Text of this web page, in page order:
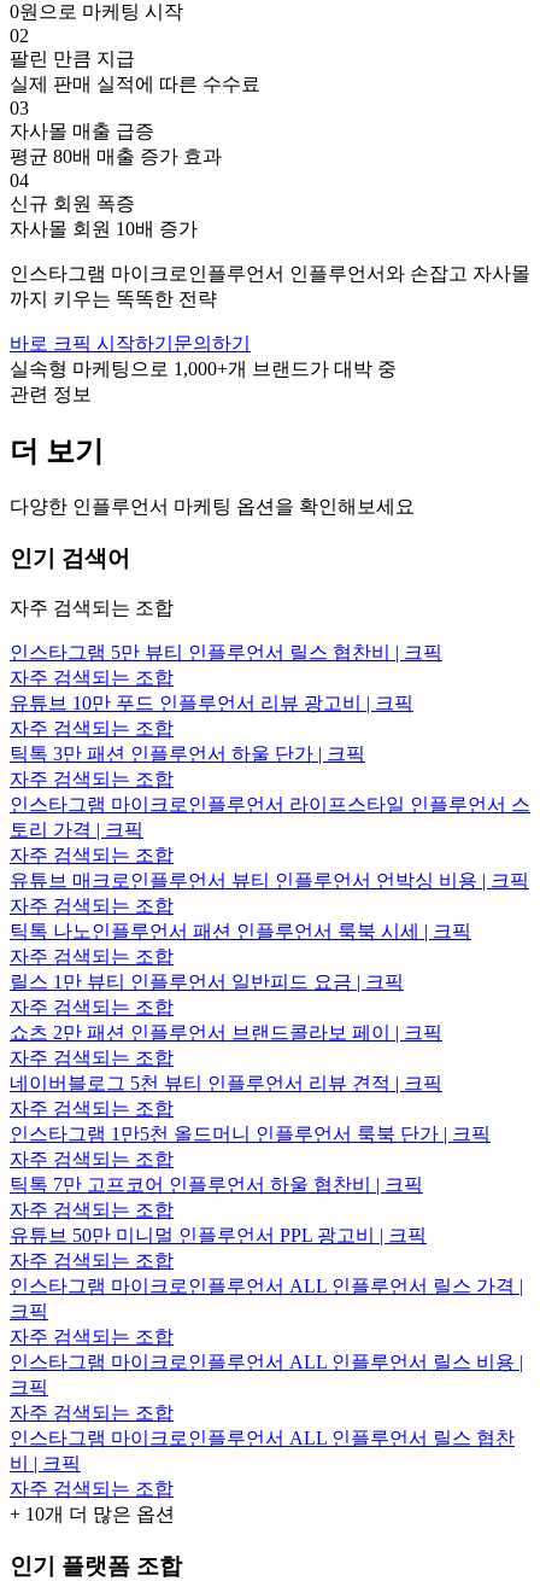
0원으로 마케팅 시작
02
팔린 만큼 지급
실제 판매 실적에 따른 수수료
03
자사몰 매출 급증
평균 80배 매출 증가 효과
04
신규 회원 폭증
자사몰 회원 10배 증가
인스타그램 마이크로인플루언서 인플루언서와 손잡고 자사몰
까지 키우는 똑똑한 전략
바로 크픽 시작하기 문의하기
실속형 마케팅으로 1,000+개 브랜드가 대박 중
관련 정보
더 보기
다양한 인플루언서 마케팅 옵션을 확인해보세요
인기 검색어
자주 검색되는 조합
인스타그램 5만 뷰티 인플루언서 릴스 협찬비 | 크픽
자주 검색되는 조합
유튜브 10만 푸드 인플루언서 리뷰 광고비 | 크픽
자주 검색되는 조합
틱톡 3만 패션 인플루언서 하울 단가 | 크픽
자주 검색되는 조합
인스타그램 마이크로인플루언서 라이프스타일 인플루언서 스
토리 가격 | 크픽
자주 검색되는 조합
유튜브 매크로인플루언서 뷰티 인플루언서 언박싱 비용 | 크픽
자주 검색되는 조합
틱톡 나노인플루언서 패션 인플루언서 룩북 시세 | 크픽
자주 검색되는 조합
릴스 1만 뷰티 인플루언서 일반피드 요금 | 크픽
자주 검색되는 조합
쇼츠 2만 패션 인플루언서 브랜드콜라보 페이 | 크픽
자주 검색되는 조합
네이버블로그 5천 뷰티 인플루언서 리뷰 견적 | 크픽
자주 검색되는 조합
인스타그램 1만5천 올드머니 인플루언서 룩북 단가 | 크픽
자주 검색되는 조합
틱톡 7만 고프코어 인플루언서 하울 협찬비 | 크픽
자주 검색되는 조합
유튜브 50만 미니멀 인플루언서 PPL 광고비 | 크픽
자주 검색되는 조합
인스타그램 마이크로인플루언서 ALL 인플루언서 릴스 가격 |
크픽
자주 검색되는 조합
인스타그램 마이크로인플루언서 ALL 인플루언서 릴스 비용 |
크픽
자주 검색되는 조합
인스타그램 마이크로인플루언서 ALL 인플루언서 릴스 협찬
비 | 크픽
자주 검색되는 조합
+ 10개 더 많은 옵션
인기 플랫폼 조합